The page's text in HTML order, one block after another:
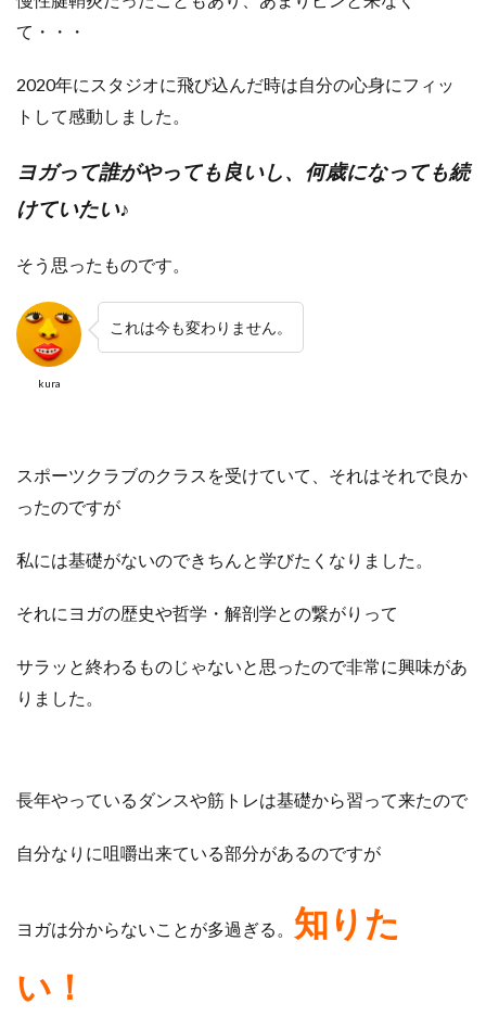
て・・・
2020年にスタジオに飛び込んだ時は自分の心身にフィッ
トして感動しました。
ヨガって誰がやっても良いし、何歳になっても続
けていたい♪
そう思ったものです。
kura
これは今も変わりません。
スポーツクラブのクラスを受けていて、それはそれで良か
ったのですが
私には基礎がないのできちんと学びたくなりました。
それにヨガの歴史や哲学・解剖学との繋がりって
サラッと終わるものじゃないと思ったので非常に興味があ
りました。
長年やっているダンスや筋トレは基礎から習って来たので
自分なりに咀嚼出来ている部分があるのですが
ヨガは分からないことが多過ぎる。 知りた
い！